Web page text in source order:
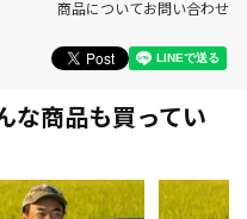
商品についてお問い合わせ
な商品も買ってい